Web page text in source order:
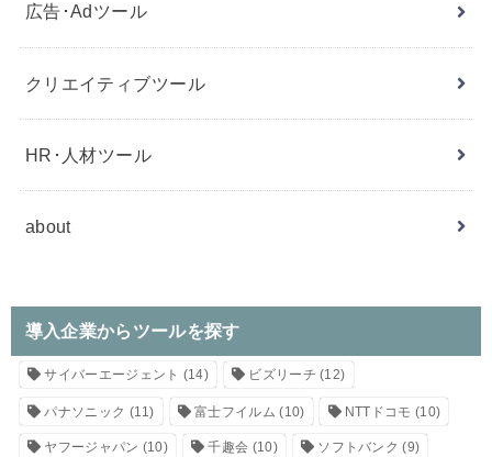
広告･Adツール
クリエイティブツール
HR･人材ツール
about
導入企業からツールを探す
サイバーエージェント (14) ビズリーチ (12)
パナソニック (11) 富士フイルム (10) NTTドコモ (10)
ヤフージャパン (10) 千趣会 (10) ソフトバンク (9)